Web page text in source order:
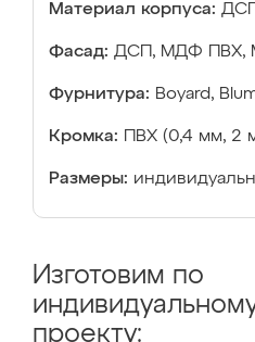
Материал корпуса: ДСП
Фасад: ДСП, МДФ ПВХ,
Фурнитура: Boyard,
Кромка: ПВХ (0,4 мм, 2
Размеры:
Изготовим по
проекту: